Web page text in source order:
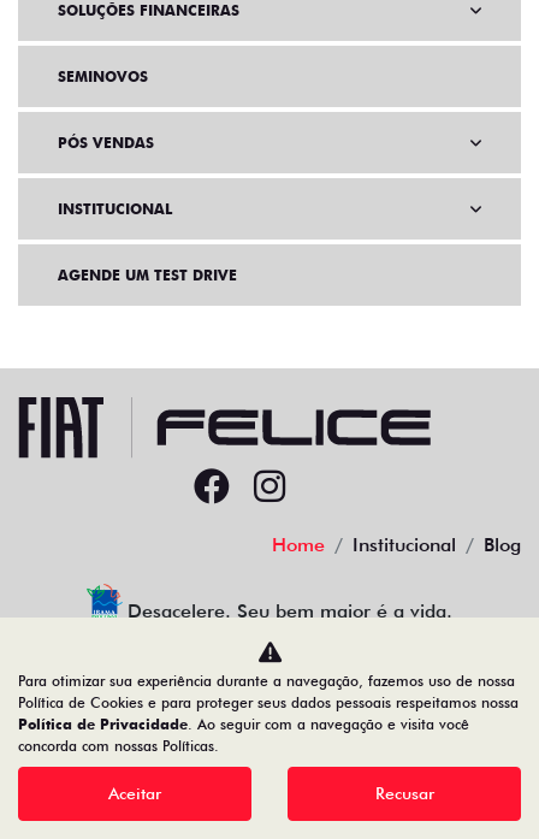
SOLUÇÕES FINANCEIRAS
SEMINOVOS
PÓS VENDAS
INSTITUCIONAL
AGENDE UM TEST DRIVE
Home Institucional Blog
Desacelere. Seu bem maior é a vida.
91.525.790/0001-84
Desenvolvido pela DEALERSPACE ® Direitos Reservados.
Para otimizar sua experiência durante a navegação, fazemos uso de nossa
Política de Cookies e para proteger seus dados pessoais respeitamos nossa
Política de Privacidade. Ao seguir com a navegação e visita você
concorda com nossas Políticas.
Aceitar Recusar